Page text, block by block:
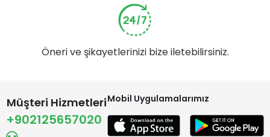
Öneri ve şikayetlerinizi bize iletebilirsiniz.
Müşteri Hizmetleri
+902125657020
Mobil Uygulamalarımız